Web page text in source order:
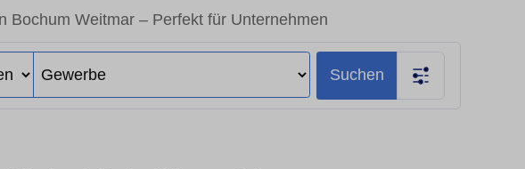
Bochum Weitmar – Perfekt für Unternehmen
Suchen